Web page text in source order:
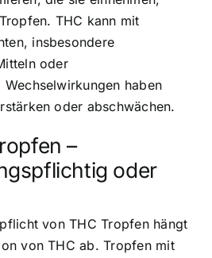
THC kann mit
insbesondere
oder
haben
oder abschwächen.
–
oder
von THC Tropfen hängt
von THC ab. Tropfen mit